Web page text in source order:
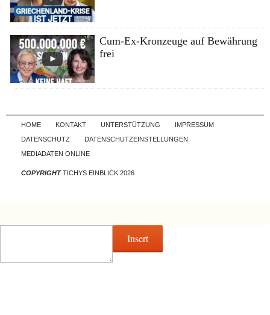
Cum-Ex-Kronzeuge auf Bewährung
frei
Skip to content
HOME KONTAKT UNTERSTÜTZUNG
IMPRESSUM
DATENSCHUTZ
DATENSCHUTZEINSTELLUNGEN
MEDIADATEN ONLINE
COPYRIGHTTICHYS EINBLICK 2026
Insert